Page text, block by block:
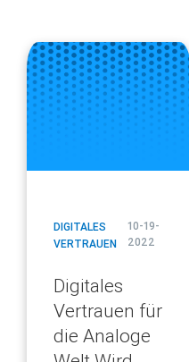
blog
url
DIGITALES
VERTRAUEN
10-19-
2022
Digitales
Vertrauen für
die Analoge